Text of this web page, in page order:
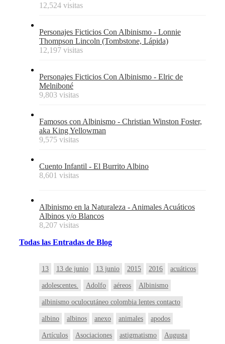
12,524 visitas
Personajes Ficticios Con Albinismo - Lonnie
Thompson Lincoln (Tombstone, Lápida)
12,197 visitas
Personajes Ficticios Con Albinismo - Elric de
Melniboné
9,803 visitas
Famosos con Albinismo - Christian Winston Foster,
aka King Yellowman
9,575 visitas
Cuento Infantil - El Burrito Albino
8,601 visitas
Albinismo en la Naturaleza - Animales Acuáticos
Albinos y/o Blancos
8,207 visitas
Todas las Entradas de Blog
13 13 de junio 13 junio 2015 2016 acuáticos
adolescentes. Adolfo aéreos Albinismo
albinismo oculocutáneo colombia lentes contacto
albino albinos anexo animales apodos
Artículos Asociaciones astigmatismo Augusta